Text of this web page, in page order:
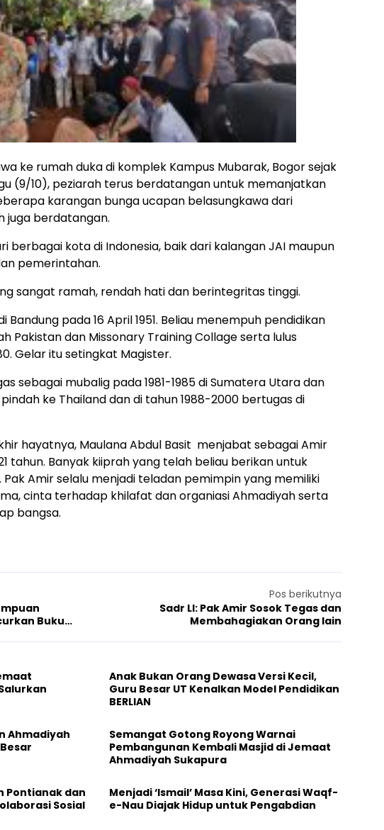
ke rumah duka di komplek Kampus Mubarak, Bogor sejak
(9/10), peziarah terus berdatangan untuk memanjatkan
karangan bunga ucapan belasungkawa dari
juga berdatangan.
berbagai kota di Indonesia, baik dari kalangan JAI maupun
pemerintahan.
sangat ramah, rendah hati dan berintegritas tinggi.
Bandung pada 16 April 1951. Beliau menempuh pendidikan
Pakistan dan Missonary Training Collage serta lulus
Gelar itu setingkat Magister.
sebagai mubalig pada 1981-1985 di Sumatera Utara dan
ke Thailand dan di tahun 1988-2000 bertugas di
hayatnya, Maulana Abdul Basit menjabat sebagai Amir
tahun. Banyak kiiprah yang telah beliau berikan untuk
Pak Amir selalu menjadi teladan pemimpin yang memiliki
cinta terhadap khilafat dan organiasi Ahmadiyah serta
bangsa.
Buku
Pos berikutnya
Sadr LI: Pak Amir Sosok Tegas dan
Membahagiakan Orang lain
Anak Bukan Orang Dewasa Versi Kecil,
Guru Besar UT Kenalkan Model Pendidikan
BERLIAN
Ahmadiyah
Semangat Gotong Royong Warnai
Pembangunan Kembali Masjid di Jemaat
Ahmadiyah Sukapura
Pontianak dan
Sosial
Menjadi ‘Ismail’ Masa Kini, Generasi Waqf-
e-Nau Diajak Hidup untuk Pengabdian